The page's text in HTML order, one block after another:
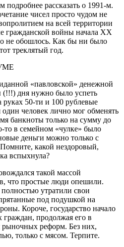
рассказать о 1991-м.
чисел просто чудом не
на всей территории
гражданской войны начала ХХ
не обошлось. Как бы ни было
треклятый год.
«павловской» денежной
(!!!) дня нужно было успеть
50-ти и 100 рублевые
человек лично мог обменять
банкноты только на сумму до
то в семейном «чулке» было
деньги можно только с
какой нездоровый,
вспыхнула?
такой массой
что простые люди опешили.
утратили свои
под подушкой на
Короче, государство начало
продолжая его в
рыночных реформ. Без них,
только с мясом. Терпите.